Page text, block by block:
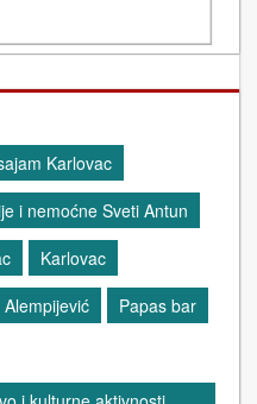
Karlovac
i nemoćne Sveti Antun
Karlovac
Papas bar